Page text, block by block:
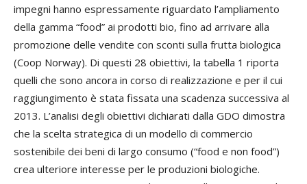
impegni hanno espressamente riguardato l’ampliamento
della gamma “food” ai prodotti bio, fino ad arrivare alla
promozione delle vendite con sconti sulla frutta biologica
(Coop Norway). Di questi 28 obiettivi, la tabella 1 riporta
quelli che sono ancora in corso di realizzazione e per il cui
raggiungimento è stata fissata una scadenza successiva al
2013. L’analisi degli obiettivi dichiarati dalla GDO dimostra
che la scelta strategica di un modello di commercio
sostenibile dei beni di largo consumo (“food e non food”)
crea ulteriore interesse per le produzioni biologiche.